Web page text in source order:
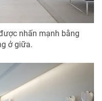
video
Thể thao
động sản
lòng Việt
nhấn mạnh bằng
ở giữa.